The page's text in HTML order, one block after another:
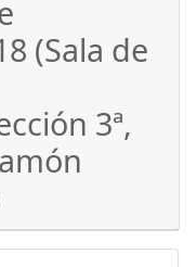
(Sala de
3ª,